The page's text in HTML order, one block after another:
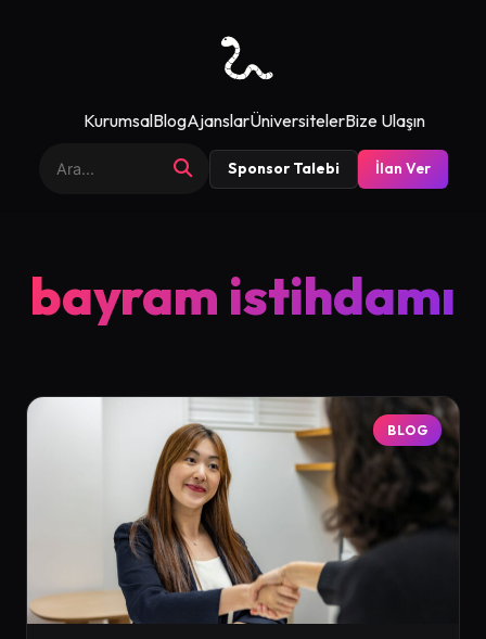
KurumsalBlogAjanslarÜniversitelerBize Ulaşın
Sponsor Talebi İlan Ver
bayram istihdamı
BLOG